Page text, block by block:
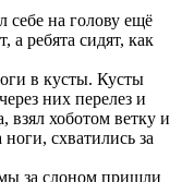
на голову ещё
а ребята сидят, как
в кусты. Кусты
них перелез и
взял хоботом ветку и
схватились за
за слоном пришли